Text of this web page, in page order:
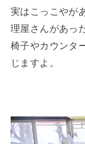
実はこっこやが
理屋さんがあっ
椅子やカウンタ
じますよ。